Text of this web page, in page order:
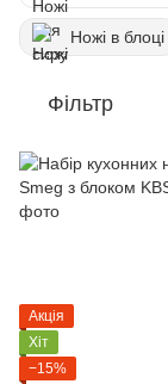
Ножі в блоці
Фільтр
Акція
Хіт
−15%